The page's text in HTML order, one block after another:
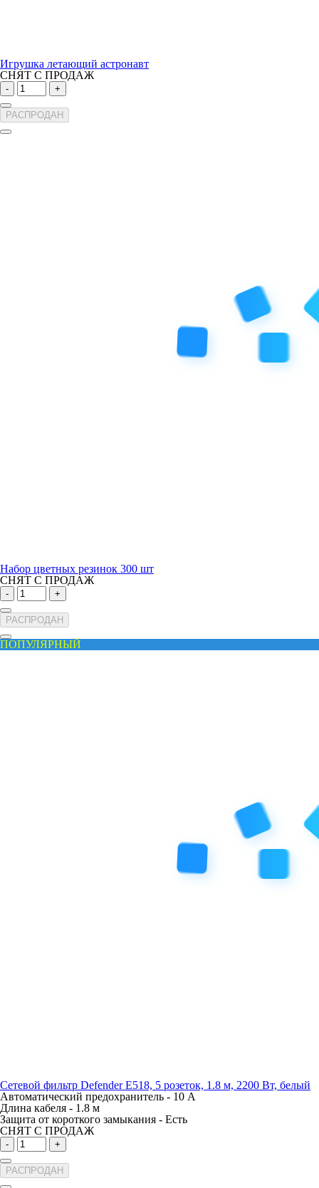
Игрушка летающий астронавт
СНЯТ С ПРОДАЖ
- +
РАСПРОДАН
Набор цветных резинок 300 шт
СНЯТ С ПРОДАЖ
- +
РАСПРОДАН
ПОПУЛЯРНЫЙ
Сетевой фильтр Defender E518, 5 розеток, 1.8 м, 2200 Вт, белый
Автоматический предохранитель - 10 А
Длина кабеля - 1.8 м
Защита от короткого замыкания - Есть
СНЯТ С ПРОДАЖ
- +
РАСПРОДАН